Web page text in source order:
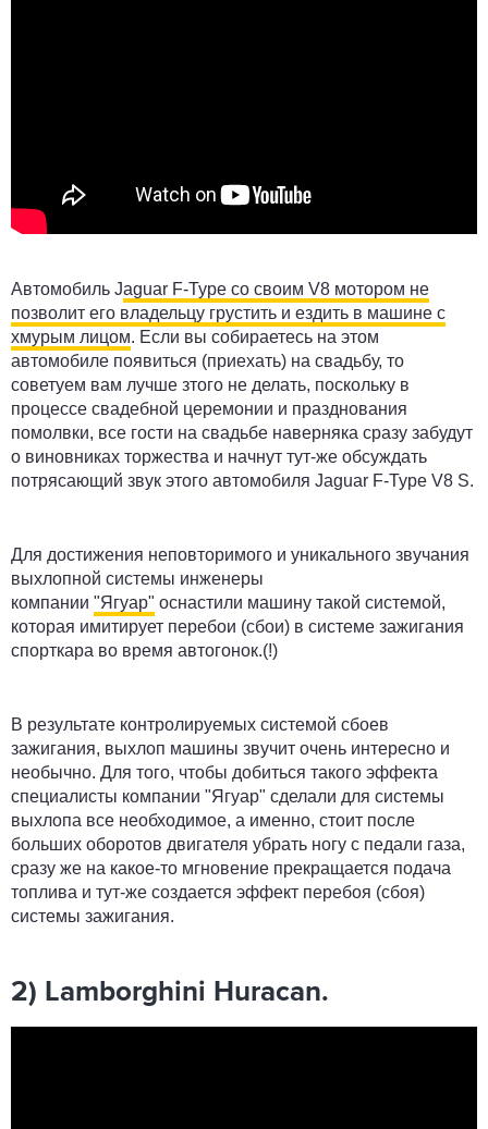
Автомобиль Jaguar F-Type со своим V8 мотором не
позволит его владельцу грустить и ездить в машине с
хмурым лицом. Если вы собираетесь на этом
автомобиле появиться (приехать) на свадьбу, то
советуем вам лучше зтого не делать, поскольку в
процессе свадебной церемонии и празднования
помолвки, все гости на свадьбе наверняка сразу забудут
о виновниках торжества и начнут тут-же обсуждать
потрясающий звук этого автомобиля Jaguar F-Type V8 S.
Для достижения неповторимого и уникального звучания
выхлопной системы инженеры
компании "Ягуар" оснастили машину такой системой,
которая имитирует перебои (сбои) в системе зажигания
спорткара во время автогонок.(!)
В результате контролируемых системой сбоев
зажигания, выхлоп машины звучит очень интересно и
необычно. Для того, чтобы добиться такого эффекта
специалисты компании "Ягуар" сделали для системы
выхлопа все необходимое, а именно, стоит после
больших оборотов двигателя убрать ногу с педали газа,
сразу же на какое-то мгновение прекращается подача
топлива и тут-же создается эффект перебоя (сбоя)
системы зажигания.
2) Lamborghini Huracan.